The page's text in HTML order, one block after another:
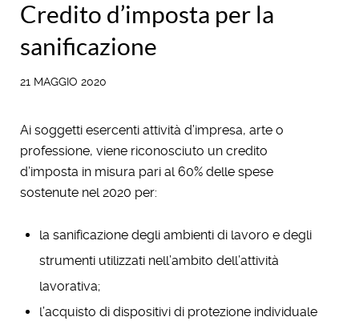
Credito d’imposta per la
sanificazione
21 MAGGIO 2020
Ai soggetti esercenti attività d’impresa, arte o
professione, viene riconosciuto un credito
d’imposta in misura pari al 60% delle spese
sostenute nel 2020 per:
la sanificazione degli ambienti di lavoro e degli
strumenti utilizzati nell’ambito dell’attività
lavorativa;
l’acquisto di dispositivi di protezione individuale